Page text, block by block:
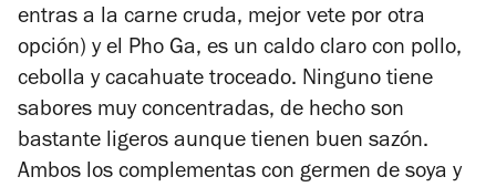
entras a la carne cruda, mejor vete por otra
opción) y el Pho Ga, es un caldo claro con pollo,
cebolla y cacahuate troceado. Ninguno tiene
sabores muy concentradas, de hecho son
bastante ligeros aunque tienen buen sazón.
Ambos los complementas con germen de soya y